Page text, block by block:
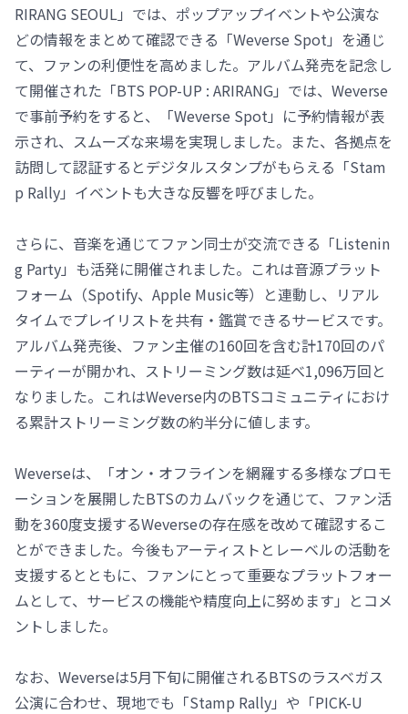
RIRANG SEOUL」では、ポップアップイベントや公演な
どの情報をまとめて確認できる「Weverse Spot」を通じ
て、ファンの利便性を高めました。アルバム発売を記念し
て開催された「BTS POP-UP : ARIRANG」では、Weverse
で事前予約をすると、「Weverse Spot」に予約情報が表
示され、スムーズな来場を実現しました。また、各拠点を
訪問して認証するとデジタルスタンプがもらえる「Stam
p Rally」イベントも大きな反響を呼びました。
さらに、音楽を通じてファン同士が交流できる「Listenin
g Party」も活発に開催されました。これは音源プラット
フォーム（Spotify、Apple Music等）と連動し、リアル
タイムでプレイリストを共有・鑑賞できるサービスです。
アルバム発売後、ファン主催の160回を含む計170回のパ
ーティーが開かれ、ストリーミング数は延べ1,096万回と
なりました。これはWeverse内のBTSコミュニティにおけ
る累計ストリーミング数の約半分に値します。
Weverseは、「オン・オフラインを網羅する多様なプロモ
ーションを展開したBTSのカムバックを通じて、ファン活
動を360度支援するWeverseの存在感を改めて確認するこ
とができました。今後もアーティストとレーベルの活動を
支援するとともに、ファンにとって重要なプラットフォー
ムとして、サービスの機能や精度向上に努めます」とコメ
ントしました。
なお、Weverseは5月下旬に開催されるBTSのラスベガス
公演に合わせ、現地でも「Stamp Rally」や「PICK-U